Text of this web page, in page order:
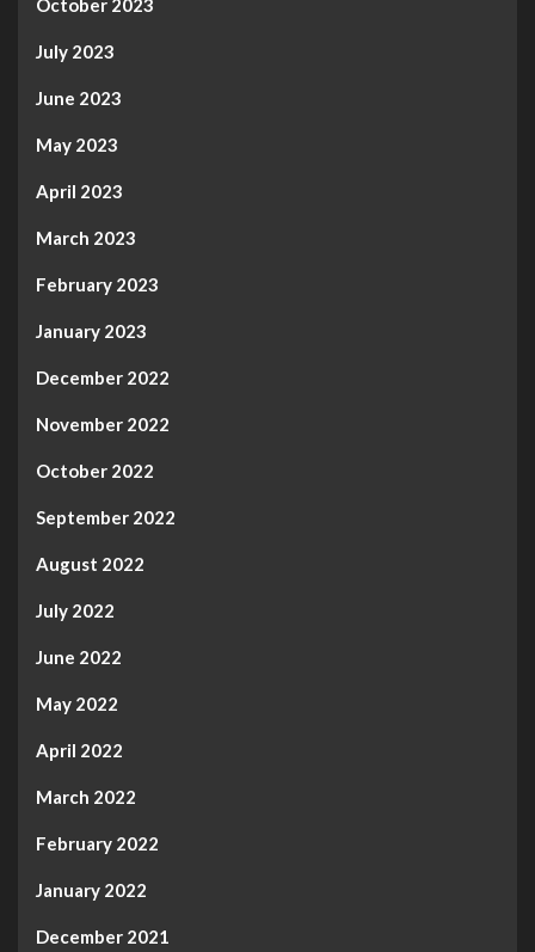
October 2023
July 2023
June 2023
May 2023
April 2023
March 2023
February 2023
January 2023
December 2022
November 2022
October 2022
September 2022
August 2022
July 2022
June 2022
May 2022
April 2022
March 2022
February 2022
January 2022
December 2021